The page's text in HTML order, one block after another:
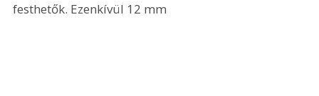
festhetők. Ezenkívül 12 mm